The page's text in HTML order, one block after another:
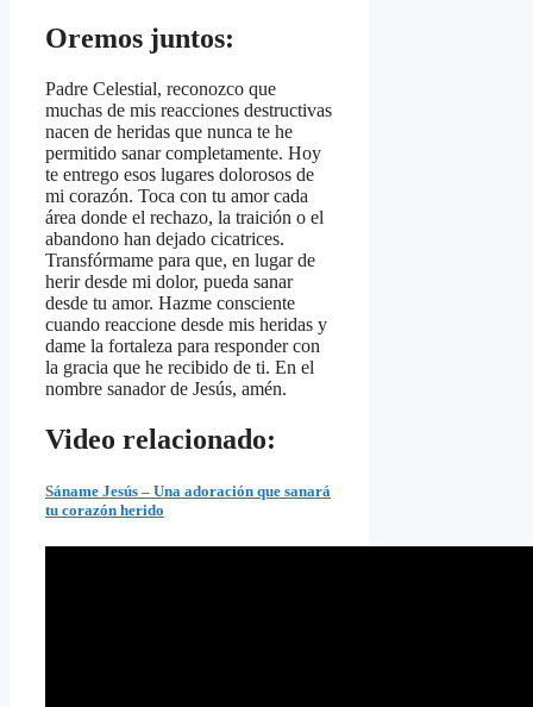
Oremos juntos:
Padre Celestial, reconozco que
muchas de mis reacciones destructivas
nacen de heridas que nunca te he
permitido sanar completamente. Hoy
te entrego esos lugares dolorosos de
mi corazón. Toca con tu amor cada
área donde el rechazo, la traición o el
abandono han dejado cicatrices.
Transfórmame para que, en lugar de
herir desde mi dolor, pueda sanar
desde tu amor. Hazme consciente
cuando reaccione desde mis heridas y
dame la fortaleza para responder con
la gracia que he recibido de ti. En el
nombre sanador de Jesús, amén.
Video relacionado:
Sáname Jesús – Una adoración que sanará
tu corazón herido